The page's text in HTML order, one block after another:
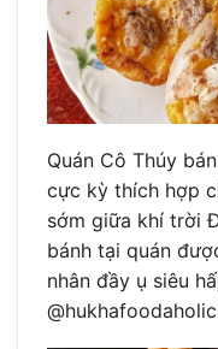
Quán Cô Thúy
cực kỳ thích hợp
sớm giữa khí trời
bánh tại quán
nhân đầy ụ siêu
@hukhafoodaholic